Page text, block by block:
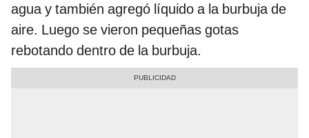
agua y también agregó líquido a la burbuja de
aire. Luego se vieron pequeñas gotas
rebotando dentro de la burbuja.